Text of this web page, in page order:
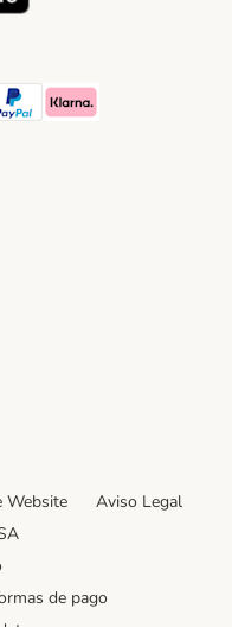
Method
Method
Payment Method
Payment Method
Klarna Payment Method
Method
Method
Website
Aviso Legal
de pago